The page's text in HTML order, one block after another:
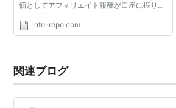
価としてアフィリエイト報酬が口座に振り込
まれる仕組みです。 アフィリエイトするには
まず、紹介したい案件（商品）を探す必要が
info-repo.com
関連ブログ